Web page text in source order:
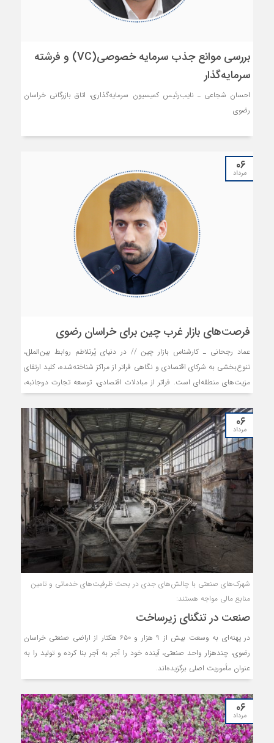
بررسی موانع جذب سرمایه خصوصی(VC) و فرشته
سرمایه‌گذار
احسان شجاعی ـ نایب‌رئیس کمیسیون سرمایه‌گذاری، اتاق بازرگانی خراسان
رضوی
۰۶
مرداد
فرصت‌های بازار غرب چین برای خراسان رضوی
عماد رجحانی ـ کارشناس بازار چین // در دنیای پُرتلاطم روابط بین‌الملل،
تنوع‌بخشی به شرکای اقتصادی و نگاهی فراتر از مراکز شناخته‌شده، کلید ارتقای
مزیت‌های منطقه‌ای است. فراتر از مبادلات اقتصادی، توسعه تجارت دوجانبه،
قدرت خواهد بود.
۰۶
مرداد
شهرک‌های صنعتی با چالش‌های جدی در بحث ظرفیت‌های خدماتی و تامین
منابع مالی مواجه هستند:
صنعت در تنگنای زیرساخت
در پهنه‌ای به وسعت بیش از ۹ هزار و ۶۵۰ هکتار از اراضی صنعتی خراسان
رضوی، چندهزار واحد صنعتی، آینده خود را آجر به آجر بنا کرده و تولید را به
عنوان مأموریت اصلی برگزیده‌اند.
۰۶
مرداد